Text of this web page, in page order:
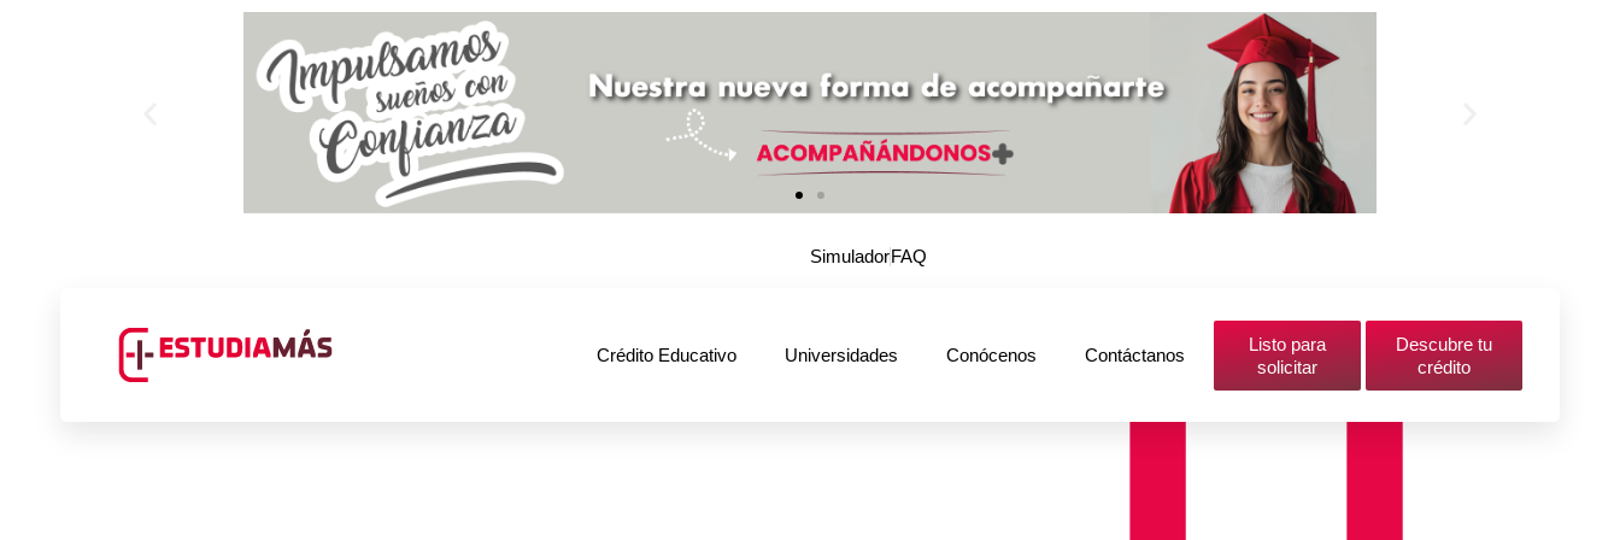
SimuladorFAQ
Crédito Educativo Universidades Conócenos Contáctanos
Listo para
solicitar
Descubre tu
crédito